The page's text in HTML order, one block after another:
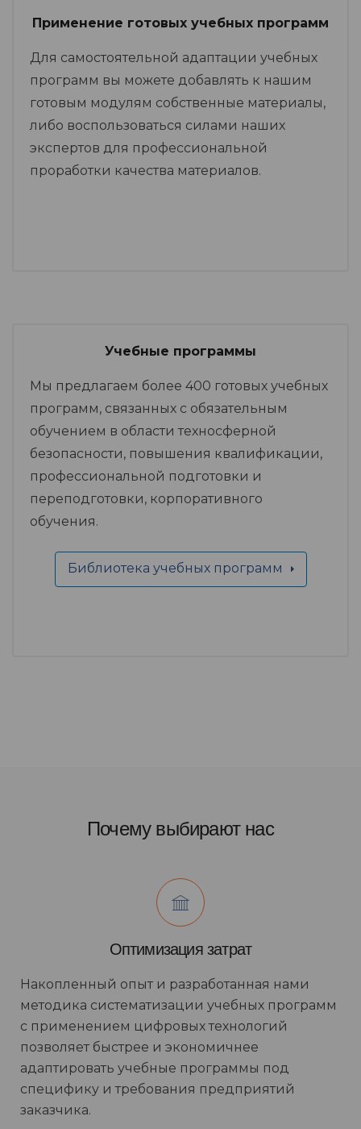
Применение готовых учебных программ
Для самостоятельной адаптации учебных
программ вы можете добавлять к нашим
готовым модулям собственные материалы,
либо воспользоваться силами наших
экспертов для профессиональной
проработки качества материалов.
Учебные программы
Мы предлагаем более 400 готовых учебных
программ, связанных с обязательным
обучением в области техносферной
безопасности, повышения квалификации,
профессиональной подготовки и
переподготовки, корпоративного
обучения.
Библиотека учебных программ
Почему выбирают нас
Оптимизация затрат
Накопленный опыт и разработанная нами
методика систематизации учебных программ
с применением цифровых технологий
позволяет быстрее и экономичнее
адаптировать учебные программы под
специфику и требования предприятий
заказчика.